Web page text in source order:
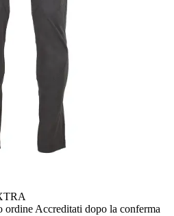
ordine Accreditati dopo la conferma